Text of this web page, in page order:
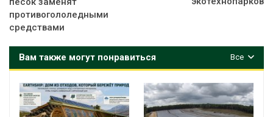
противогололедными
средствами
Все
Вам также могут понравиться